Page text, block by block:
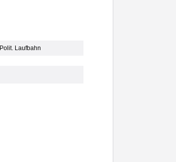
Polit. Laufbahn